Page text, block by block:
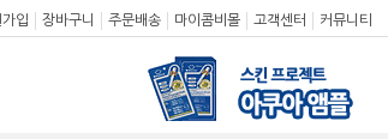
입 장바구니 주문배송 마이콤비몰 고객센터 커뮤니티